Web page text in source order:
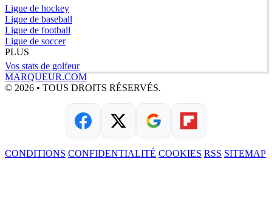
Ligue de hockey
Ligue de baseball
Ligue de football
Ligue de soccer
PLUS
Vos stats de golfeur
MARQUEUR.COM
© 2026 • TOUS DROITS RÉSERVÉS.
CONDITIONS CONFIDENTIALITÉ COOKIES RSS SITEMAP